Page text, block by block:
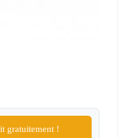
gratuitement !